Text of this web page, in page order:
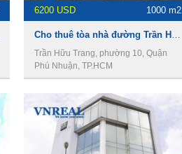
6200 USD 1000 m2
Trần Hữu Trang, phường 10, Quận
Phú Nhuận, TP.HCM